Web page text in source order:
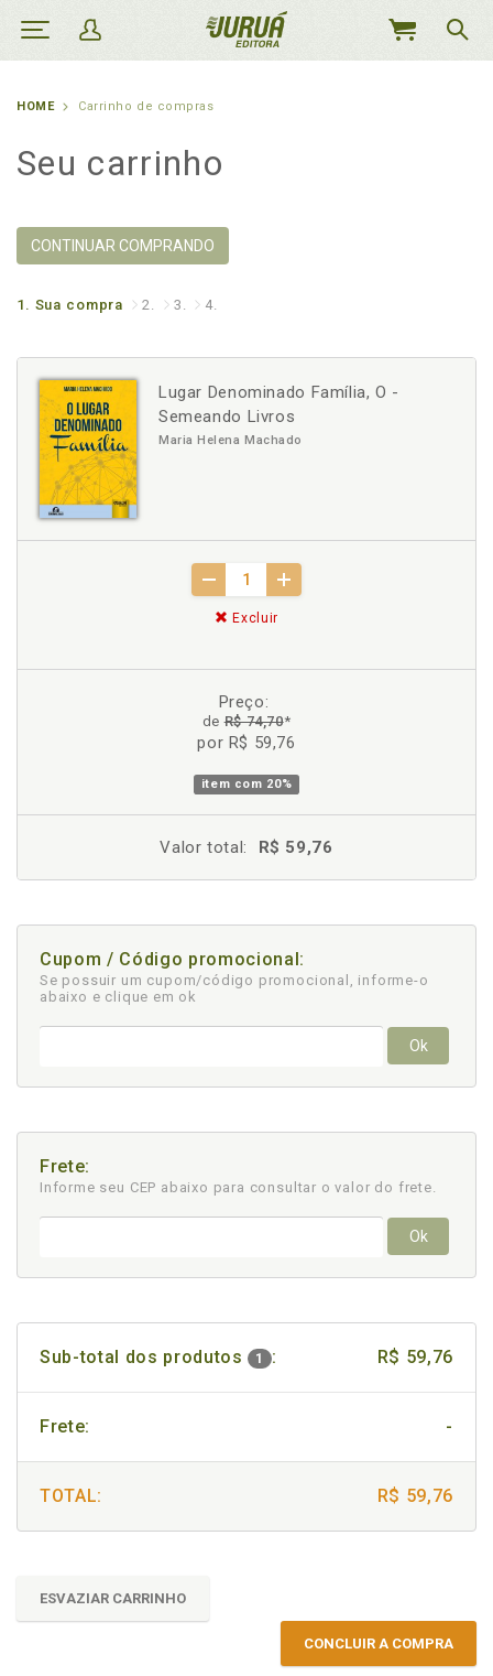
MEU
HOME Carrinho de compras
Seu carrinho
CONTINUAR COMPRANDO
1. Sua compra 2. 3. 4.
Lugar Denominado Família, O -
Semeando Livros
Maria Helena Machado
Excluir
Preço:
deR$ 74,70*
por R$ 59,76
item com 20%
Valor total: R$ 59,76
Cupom / Código promocional:
Se possuir um cupom/código promocional, informe-o
abaixo e clique em ok
Ok
Frete:
Informe seu CEP abaixo para consultar o valor do frete.
Ok
Sub-total dos produtos 1 : R$ 59,76
Frete: -
TOTAL: R$ 59,76
ESVAZIAR CARRINHO
CONCLUIR A COMPRA